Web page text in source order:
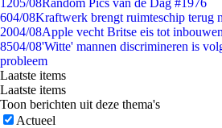
1205/08Random Pics van de Dag #1976
604/08Kraftwerk brengt ruimteschip terug
2004/08Apple vecht Britse eis tot
8504/08'Witte' mannen discrimineren is
probleem
Laatste items
Laatste items
Toon berichten uit deze thema's
Actueel